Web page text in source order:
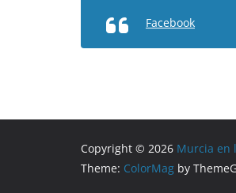
Facebook
Copyright © 2026 Murcia en
Theme: ColorMag by